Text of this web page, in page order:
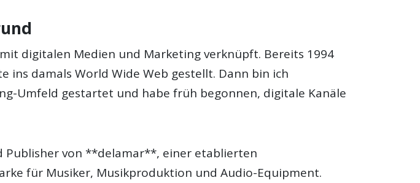
digitalen Medien und Marketing verknüpft. Bereits 1994
ins damals World Wide Web gestellt. Dann bin ich
Umfeld gestartet und habe früh begonnen, digitale Kanäle
Publisher von **delamar**, einer etablierten
für Musiker, Musikproduktion und Audio-Equipment.